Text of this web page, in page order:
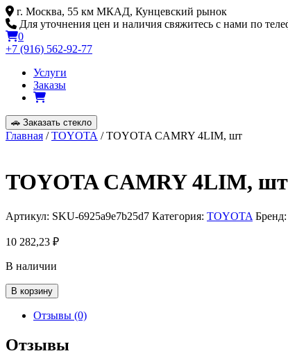
Skip
to
content
г. Москва, 55 км МКАД, Кунцевский рынок
Для уточнения цен и наличия свяжитесь с нами по
0
+7 (916) 562-92-77
Услуги
Заказы
🚗 Заказать стекло
Главная /TOYOTA / TOYOTA CAMRY 4LIM, шт
TOYOTA CAMRY 4LIM, шт
Артикул: SKU-6925a9e7b25d7 Категория: TOYOTA Бренд:
10 282,23 ₽
В наличии
Количество
товара
TOYOTA
4LIM,
шт
В корзину
Отзывы (0)
Отзывы